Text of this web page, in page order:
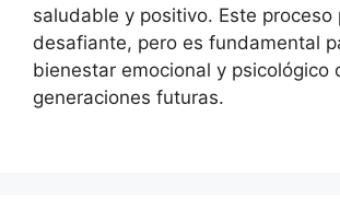
saludable y positivo. Este proceso
desafiante, pero es fundamental
bienestar emocional y psicológico
generaciones futuras.